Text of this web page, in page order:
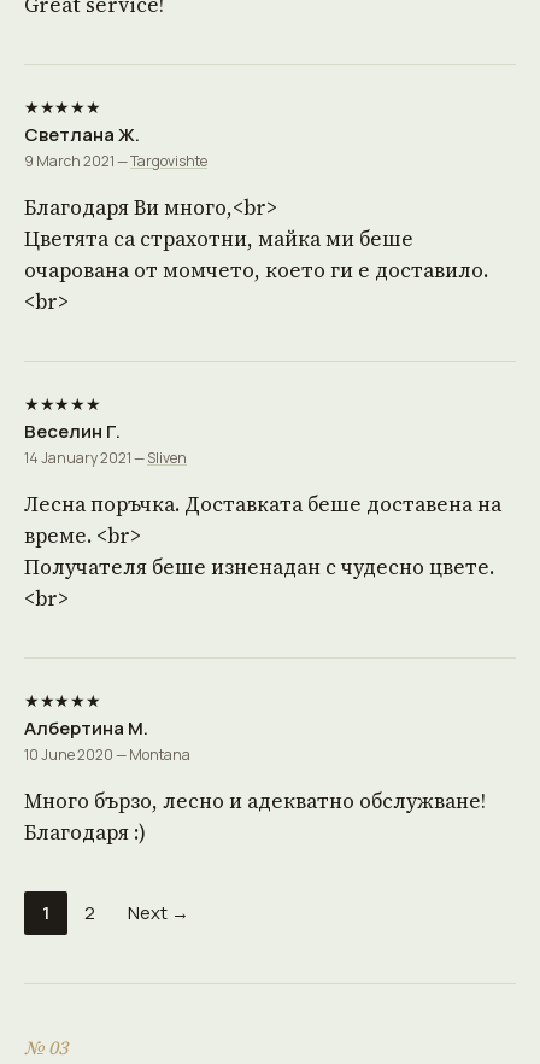
★★★★★
Светлана Ж.
9 March 2021 —Targovishte
Благодаря Ви много,<br>
Цветята са страхотни, майка ми беше
очарована от момчето, което ги е доставило.
<br>
★★★★★
Веселин Г.
14 January 2021 —Sliven
Лесна поръчка. Доставката беше доставена на
време. <br>
Получателя беше изненадан с чудесно цвете.
<br>
★★★★★
Албертина М.
10 June 2020 — Montana
Много бързо, лесно и адекватно обслужване!
Благодаря :)
1 2 Next →
№ 03